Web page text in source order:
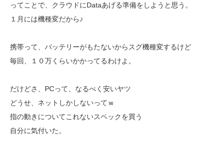
ってことで、クラウドにDataあげる準備をしようと思う。
１月には機種変だから♪
携帯って、バッテリーがもたないからスグ機種変するけど
毎回、１０万くらいかかってるわけよ。
だけどさ、PCって、なるべく安いヤツ
どうせ、ネットしかしないってｗ
指の動きについてこれないスペックを買う
自分に気付いた。